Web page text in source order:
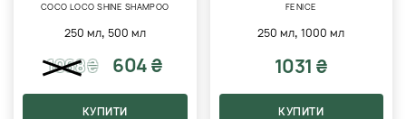
COCO LOCO SHINE SHAMPOO
250 мл, 500 мл
1068₴ 604 ₴
КУПИТИ
FENICE
250 мл,1000 мл
1031 ₴
КУПИТИ